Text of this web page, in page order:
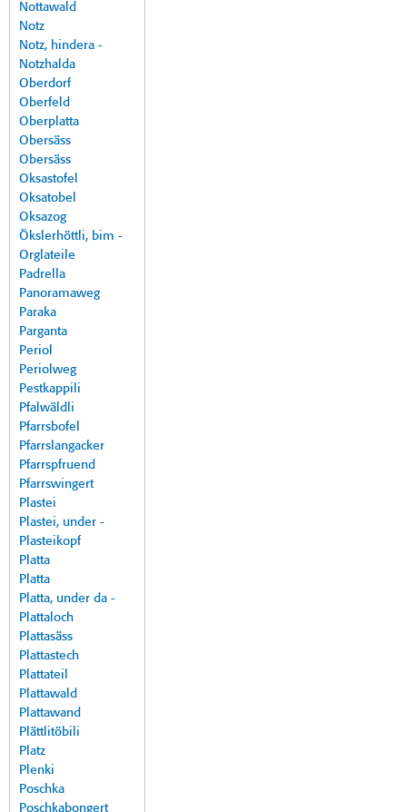
Nottawald
Notz
Notz, hindera -
Notzhalda
Oberdorf
Oberfeld
Oberplatta
Obersäss
Obersäss
Oksastofel
Oksatobel
Oksazog
Ökslerhöttli, bim -
Orglateile
Padrella
Panoramaweg
Paraka
Parganta
Periol
Periolweg
Pestkappili
Pfalwäldli
Pfarrsbofel
Pfarrslangacker
Pfarrspfruend
Pfarrswingert
Plastei
Plastei, under -
Plasteikopf
Platta
Platta
Platta, under da -
Plattaloch
Plattasäss
Plattastech
Plattateil
Plattawald
Plattawand
Plättlitöbili
Platz
Plenki
Poschka
Poschkabongert